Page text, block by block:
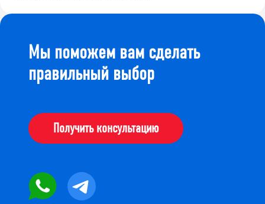
Мы поможем вам сделать
правильный выбор
Получить консультацию